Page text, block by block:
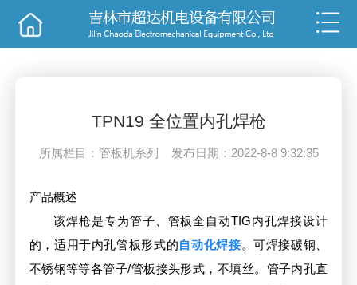
TPN19 全位置内孔焊枪
所属栏目：管板机系列 发布日期：2022-8-8 9:32:35
产品概述
该焊枪是专为管子、管板全自动TIG内孔焊接设计
的，适用于内孔管板形式的自动化焊接。可焊接碳钢、
不锈钢等等各管子/管板接头形式，不填丝。管子内孔直